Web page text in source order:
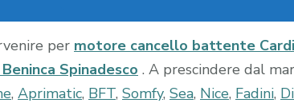
per motore cancello battente
Spinadesco . A prescindere dal
, Aprimatic, BFT, Somfy, Sea, Nice, Fadini,